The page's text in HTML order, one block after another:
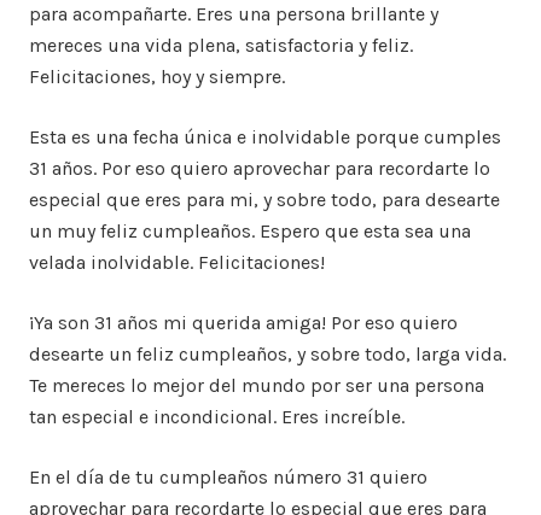
para acompañarte. Eres una persona brillante y
mereces una vida plena, satisfactoria y feliz.
Felicitaciones, hoy y siempre.
Esta es una fecha única e inolvidable porque cumples
31 años. Por eso quiero aprovechar para recordarte lo
especial que eres para mi, y sobre todo, para desearte
un muy feliz cumpleaños. Espero que esta sea una
velada inolvidable. Felicitaciones!
¡Ya son 31 años mi querida amiga! Por eso quiero
desearte un feliz cumpleaños, y sobre todo, larga vida.
Te mereces lo mejor del mundo por ser una persona
tan especial e incondicional. Eres increíble.
En el día de tu cumpleaños número 31 quiero
aprovechar para recordarte lo especial que eres para